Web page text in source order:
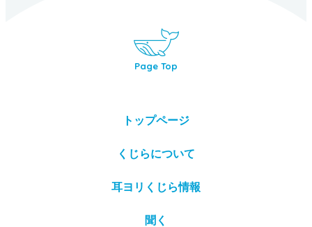
Page Top
トップページ
くじらについて
耳ヨリくじら情報
聞く